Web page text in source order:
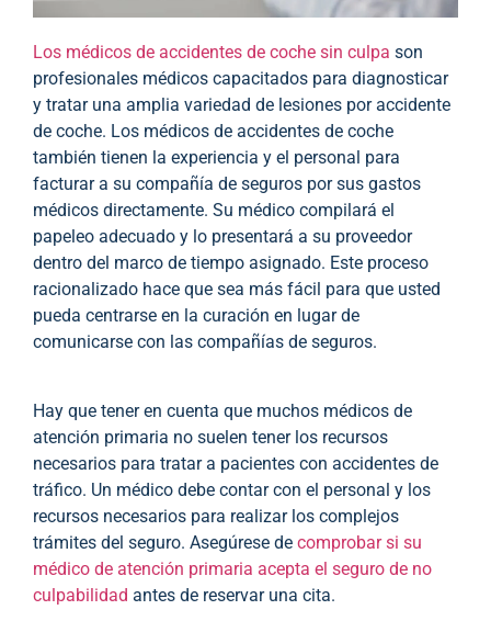
Los médicos de accidentes de coche sin culpa son
profesionales médicos capacitados para diagnosticar
y tratar una amplia variedad de lesiones por accidente
de coche. Los médicos de accidentes de coche
también tienen la experiencia y el personal para
facturar a su compañía de seguros por sus gastos
médicos directamente. Su médico compilará el
papeleo adecuado y lo presentará a su proveedor
dentro del marco de tiempo asignado. Este proceso
racionalizado hace que sea más fácil para que usted
pueda centrarse en la curación en lugar de
comunicarse con las compañías de seguros.
Hay que tener en cuenta que muchos médicos de
atención primaria no suelen tener los recursos
necesarios para tratar a pacientes con accidentes de
tráfico. Un médico debe contar con el personal y los
recursos necesarios para realizar los complejos
trámites del seguro. Asegúrese de comprobar si su
médico de atención primaria acepta el seguro de no
culpabilidad antes de reservar una cita.